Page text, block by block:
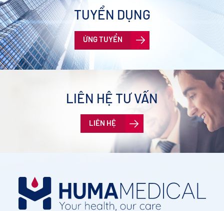
TUYỂN DỤNG
ỨNG TUYỂN
LIÊN HỆ TƯ VẤN
LIÊN HỆ